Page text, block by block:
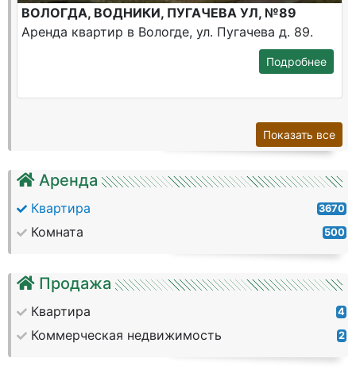
Аренда
Квартира 3670
Комната 500
Продажа
Квартира 4
Коммерческая недвижимость 2
ВОЛОГДА, ВОДНИКИ, ПУГАЧЕВА УЛ, №89
Аренда квартир в Вологде, ул. Пугачева д. 89.
Подробнее
Показать все